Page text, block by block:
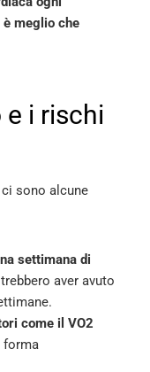
è meglio che
i rischi
sono alcune
settimana di
aver avuto
come il VO2
forma